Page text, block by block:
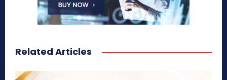
Related Articles